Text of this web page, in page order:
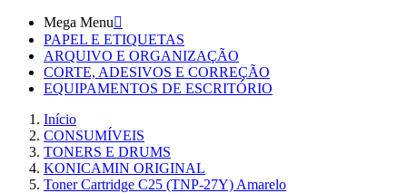
Mega Menu
PAPEL E ETIQUETAS
ARQUIVO E ORGANIZAÇÃO
CORTE, ADESIVOS E CORREÇÃO
EQUIPAMENTOS DE ESCRITÓRIO
Início
CONSUMÍVEIS
TONERS E DRUMS
KONICAMIN ORIGINAL
Toner Cartridge C25 (TNP-27Y) Amarelo